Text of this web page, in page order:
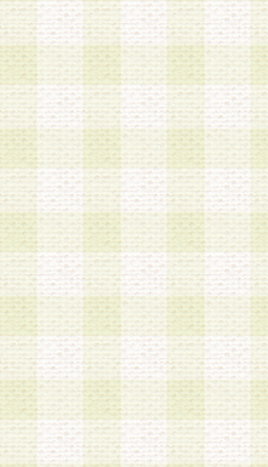
別することのできる情報
く第三者に開示すること
いて第三者に開示または
意を得るものとします。
、当社は、以下の目的に
員個人を識別できる情報
に対して当社の責任におい
お、当社は、当該委託
させるとともに、本規約
報を使用させるものとし ま
、景品、調査サンプル品
ール等の問い合わせなどへ
たはグループ形式による